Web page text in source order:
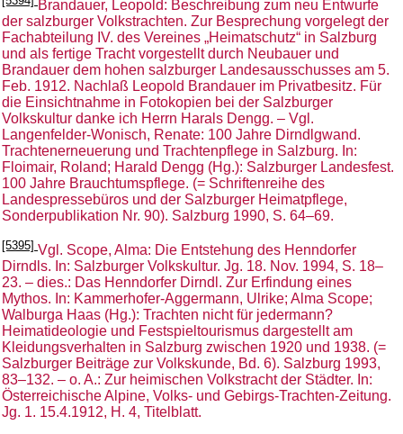
Brandauer, Leopold: Beschreibung zum neu Entwurfe
der salzburger Volkstrachten. Zur Besprechung vorgelegt der
Fachabteilung IV. des Vereines „Heimatschutz“ in Salzburg
und als fertige Tracht vorgestellt durch Neubauer und
Brandauer dem hohen salzburger Landesausschusses am 5.
Feb. 1912. Nachlaß Leopold Brandauer im Privatbesitz. Für
die Einsichtnahme in Fotokopien bei der Salzburger
Volkskultur danke ich Herrn Harals Dengg. – Vgl.
Langenfelder-Wonisch, Renate: 100 Jahre Dirndlgwand.
Trachtenerneuerung und Trachtenpflege in Salzburg. In:
Floimair, Roland; Harald Dengg (Hg.): Salzburger Landesfest.
100 Jahre Brauchtumspflege. (= Schriftenreihe des
Landespressebüros und der Salzburger Heimatpflege,
Sonderpublikation Nr. 90). Salzburg 1990, S. 64–69.
[5395] Vgl. Scope, Alma: Die Entstehung des Henndorfer
Dirndls. In: Salzburger Volkskultur. Jg. 18. Nov. 1994, S. 18–
23. – dies.: Das Henndorfer Dirndl. Zur Erfindung eines
Mythos. In: Kammerhofer-Aggermann, Ulrike; Alma Scope;
Walburga Haas (Hg.): Trachten nicht für jedermann?
Heimatideologie und Festspieltourismus dargestellt am
Kleidungsverhalten in Salzburg zwischen 1920 und 1938. (=
Salzburger Beiträge zur Volkskunde, Bd. 6). Salzburg 1993,
83–132. – o. A.: Zur heimischen Volkstracht der Städter. In:
Österreichische Alpine, Volks- und Gebirgs-Trachten-Zeitung.
Jg. 1. 15.4.1912, H. 4, Titelblatt.